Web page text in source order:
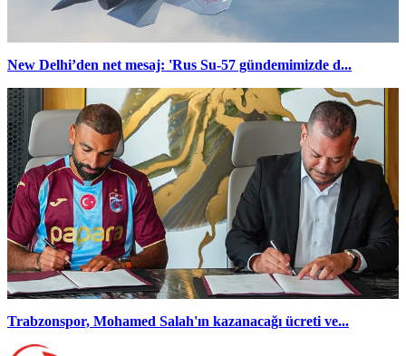
New Delhi’den net mesaj: 'Rus Su-57 gündemimizde d...
Trabzonspor, Mohamed Salah'ın kazanacağı ücreti ve...